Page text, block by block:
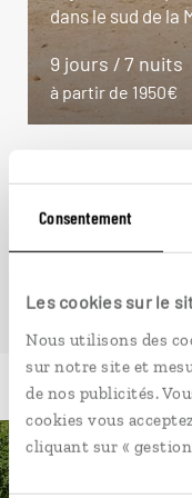
Consentement
Les cookies sur le
Nous utilisons des
sur notre site et
de nos publicités.
cookies vous
cliquant sur « gestion
dans le sud de la
9 jours / 7 nuits
à partir de 1950€